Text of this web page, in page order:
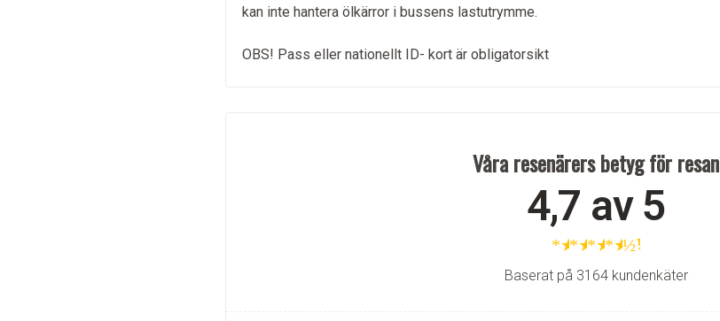
kan inte hantera ölkärror i bussens lastutrymme.
OBS! Pass eller nationellt ID- kort är obligatorsikt
Våra resenärers betyg för resan
4,7 av 5
★★★★ ½
Baserat på 3164 kundenkäter